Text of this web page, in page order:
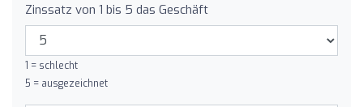
Zinssatz von 1 bis 5 das Geschäft
1 = schlecht
5 = ausgezeichnet